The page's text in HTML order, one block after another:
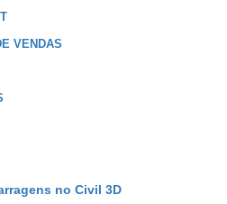
VENDAS
no Civil 3D